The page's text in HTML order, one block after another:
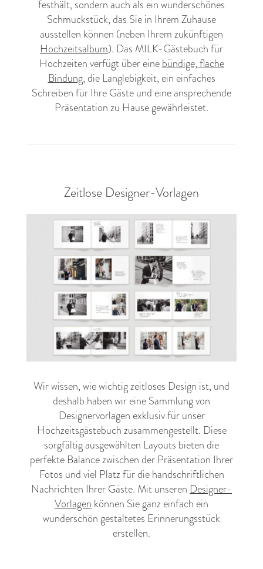
festhält, sondern auch als ein wunderschönes
Schmuckstück, das Sie in Ihrem Zuhause
ausstellen können (neben Ihrem zukünftigen
Hochzeitsalbum). Das MILK-Gästebuch für
Hochzeiten verfügt über einebündige, flache
Bindung, die Langlebigkeit, ein einfaches
Schreiben für Ihre Gäste und eine ansprechende
Präsentation zu Hause gewährleistet.
Zeitlose Designer-Vorlagen
Wir wissen, wie wichtig zeitloses Design ist, und
deshalb haben wir eine Sammlung von
Designervorlagen exklusiv für unser
Hochzeitsgästebuch zusammengestellt. Diese
sorgfältig ausgewählten Layouts bieten die
perfekte Balance zwischen der Präsentation Ihrer
Fotos und viel Platz für die handschriftlichen
Nachrichten Ihrer Gäste. Mit unseren Designer-
Vorlagen können Sie ganz einfach ein
wunderschön gestaltetes Erinnerungsstück
erstellen.